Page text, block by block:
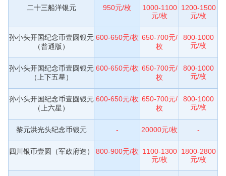
二十三船洋银元 950元/枚
1000-1100
元/枚
1200-1500
元/枚
孙小头开国纪念币壹圆银元
（普通版）
600-650元/枚 650-700元/
枚
800-1000
元/枚
孙小头开国纪念币壹圆银元
（上下五星）
600-650元/枚 650-700元/
枚
800-1000
元/枚
孙小头开国纪念币壹圆银元
（上六星）
600-650元/枚 650-700元/
枚
800-1000
元/枚
黎元洪光头纪念币银元 - 20000元/枚 -
四川银币壹圆（军政府造） 800-900元/枚 1100-1300
元/枚
1800-2800
元/枚